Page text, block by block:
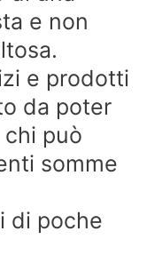
e non
e prodotti
da poter
può
somme
di poche